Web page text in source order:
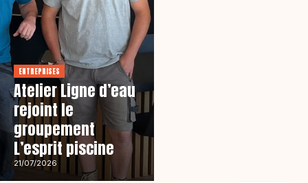
ENTREPRISES
Atelier Ligne d’eau
rejoint le
groupement
L’esprit piscine
21/07/2026